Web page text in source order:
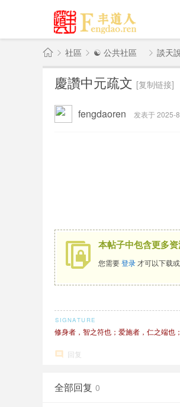
丰
»
社區 ☯ 公共社區 談天
慶讚中元疏文 [复制链接]
fengdaoren 发表于 2025-
本帖子中包含更多
您需要登录 才可以下载
修身者，智之符也；爱施者，仁之端也
回复
全部回复 0